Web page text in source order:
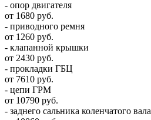
- опор двигателя
от 1680 руб.
- приводного ремня
от 1260 руб.
- клапанной крышки
от 2430 руб.
- прокладки ГБЦ
от 7610 руб.
- цепи ГРМ
от 10790 руб.
- заднего сальника коленчатого вала